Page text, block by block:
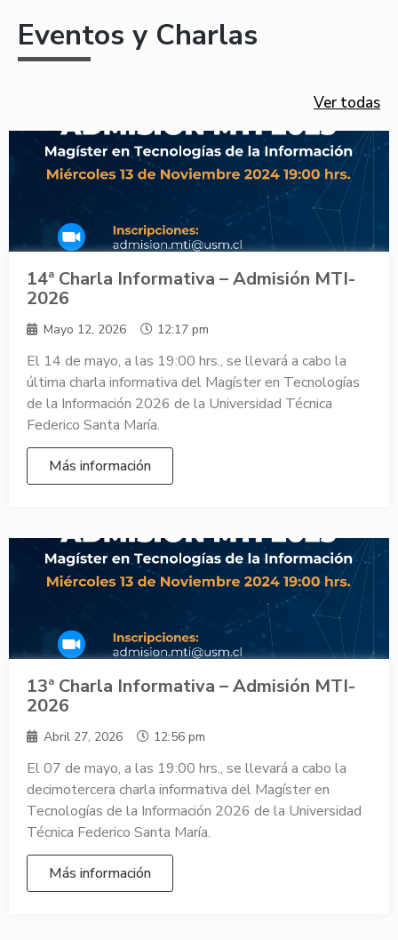
Eventos y Charlas
Ver todas
14ª Charla Informativa – Admisión MTI-
2026
Mayo 12, 2026 12:17 pm
El 14 de mayo, a las 19:00 hrs., se llevará a cabo la
última charla informativa del Magíster en Tecnologías
de la Información 2026 de la Universidad Técnica
Federico Santa María.
Más información
13ª Charla Informativa – Admisión MTI-
2026
Abril 27, 2026 12:56 pm
El 07 de mayo, a las 19:00 hrs., se llevará a cabo la
decimotercera charla informativa del Magíster en
Tecnologías de la Información 2026 de la Universidad
Técnica Federico Santa María.
Más información